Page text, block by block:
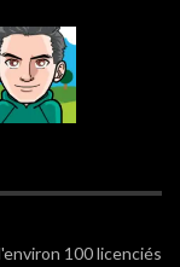
100 licenciés